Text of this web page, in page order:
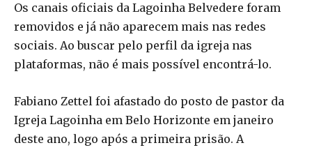
Os canais oficiais da Lagoinha Belvedere foram
removidos e já não aparecem mais nas redes
sociais. Ao buscar pelo perfil da igreja nas
plataformas, não é mais possível encontrá-lo.
Fabiano Zettel foi afastado do posto de pastor da
Igreja Lagoinha em Belo Horizonte em janeiro
deste ano, logo após a primeira prisão. A